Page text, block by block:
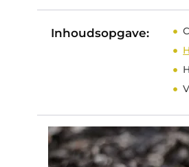
Inhoudsopgave: